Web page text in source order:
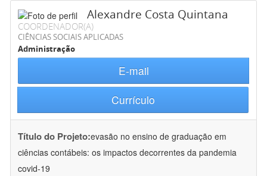
Alexandre Costa Quintana
COORDENADOR(A)
CIÊNCIAS SOCIAIS APLICADAS
Administração
E-mail
Currículo
Título do Projeto:evasão no ensino de graduação em
ciências contábeis: os impactos decorrentes da pandemia
covid-19